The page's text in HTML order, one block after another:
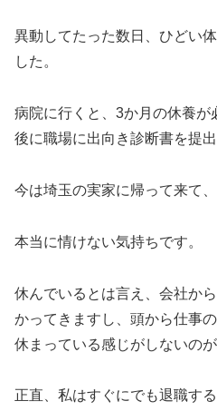
異動してたった数日、ひどい
した。
病院に行くと、3か月の休養が
後に職場に出向き診断書を提出
今は埼玉の実家に帰って来て
本当に情けない気持ちです。
休んでいるとは言え、会社か
かってきますし、頭から仕事
休まっている感じがしないのが
正直、私はすぐにでも退職す